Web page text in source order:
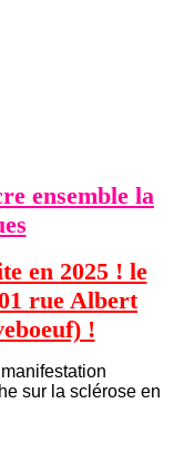
ensemble la
en 2025 ! le
rue Albert
!
sur la sclérose en